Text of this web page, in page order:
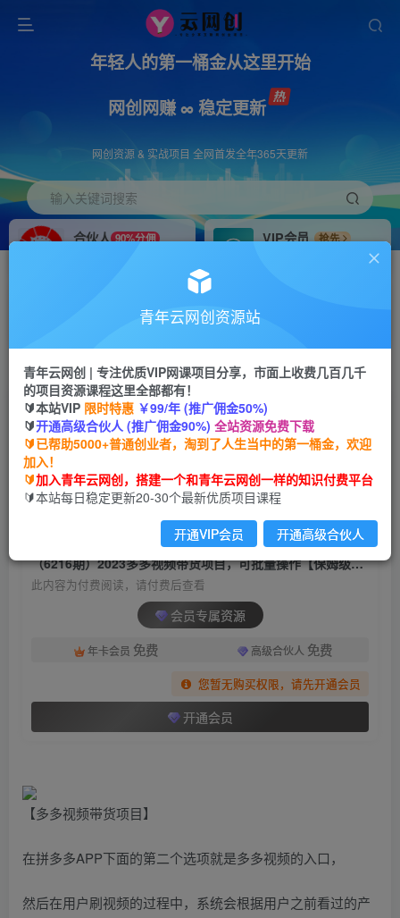
年轻人的第一桶金从这里开始
网创网赚 ∞ 稳定更新
网创资源 & 实战项目 全网首发全年365天更新
输入关键词搜索
合伙人 90%分佣
VIP会员
抢先
搭建同款网站，自己当老板
首页 创业课程 会员专属 正文
（6216期）2023多多视频带货项目，可批量操作
【保姆级教学】
青年云网创
2年前发布
关注 私信
（6216期）2023多多视频带货项目，可批量操作【保姆级教学】
此内容为付费阅读，请付费后查看
会员专属资源
年卡会员 免费 高级合伙人 免费
您暂无购买权限，请先开通会员
开通会员
【多多视频带货项目】
在拼多多APP下面的第二个选项就是多多视频的入口，
然后在用户刷视频的过程中，系统会根据用户之前看过的产
青年云网创资源站
青年云网创 | 专注优质VIP网课项目分享，市面上收费几百几千
的项目资源课程这里全部都有！
🔰本站VIP 限时特惠 ￥99/年 (推广佣金50%)
🔰开通高级合伙人 (推广佣金90%) 全站资源免费下载
🔰已帮助5000+普通创业者，淘到了人生当中的第一桶金，欢迎
加入！
🔰加入青年云网创，搭建一个和青年云网创一样的知识付费平台
🔰本站每日稳定更新20-30个最新优质项目课程
开通VIP会员 开通高级合伙人